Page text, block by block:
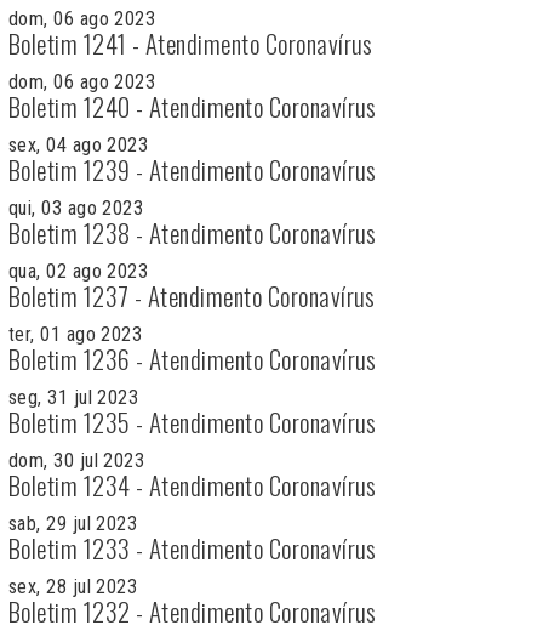
dom, 06 ago 2023
Boletim 1241 - Atendimento Coronavírus
dom, 06 ago 2023
Boletim 1240 - Atendimento Coronavírus
sex, 04 ago 2023
Boletim 1239 - Atendimento Coronavírus
qui, 03 ago 2023
Boletim 1238 - Atendimento Coronavírus
qua, 02 ago 2023
Boletim 1237 - Atendimento Coronavírus
ter, 01 ago 2023
Boletim 1236 - Atendimento Coronavírus
seg, 31 jul 2023
Boletim 1235 - Atendimento Coronavírus
dom, 30 jul 2023
Boletim 1234 - Atendimento Coronavírus
sab, 29 jul 2023
Boletim 1233 - Atendimento Coronavírus
sex, 28 jul 2023
Boletim 1232 - Atendimento Coronavírus